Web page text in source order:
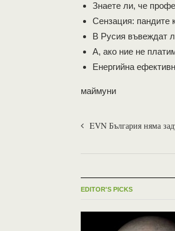
Знаете ли, че
Сензация: пандите
В Русия въвеждат
А, ако ние не
Енергийна
маймуни
EVN България няма
EDITOR'S PICKS